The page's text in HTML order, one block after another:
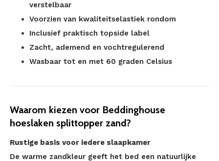
verstelbaar
Voorzien van kwaliteitselastiek rondom
Inclusief praktisch topside label
Zacht, ademend en vochtregulerend
Wasbaar tot en met 60 graden Celsius
Waarom kiezen voor Beddinghouse
hoeslaken splittopper zand?
Rustige basis voor iedere slaapkamer
De warme zandkleur geeft het bed een natuurlijke